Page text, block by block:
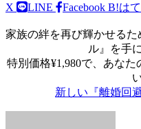
X LINE Facebook B!は
家族の絆を再び輝かせる
ル』を手
特別価格¥1,980で、あな
新しい『離婚回